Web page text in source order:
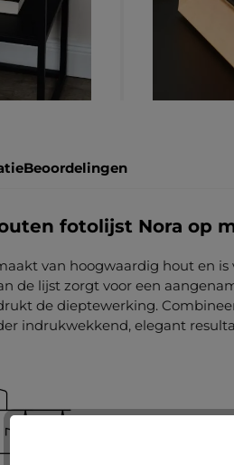
Beoordelingen
fotolijst Nora op
van hoogwaardig hout en
de lijst zorgt voor een
de dieptewerking.
indrukwekkend, elegant